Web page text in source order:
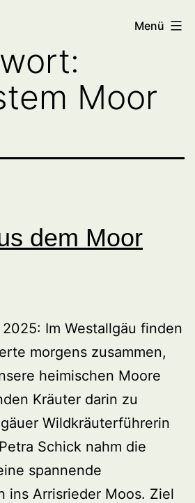
Menü
Moor
dem Moor
Im Westallgäu finden
morgens zusammen,
heimischen Moore
Kräuter darin zu
Wildkräuterführerin
Schick nahm die
spannende
ins Arrisrieder Moos. Ziel